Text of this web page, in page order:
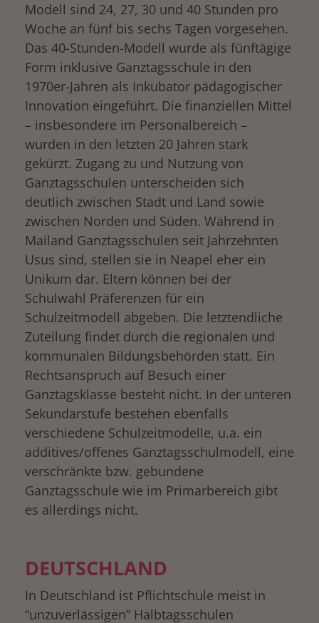
Modell sind 24, 27, 30 und 40 Stunden pro
Woche an fünf bis sechs Tagen vorgesehen.
Das 40-Stunden-Modell wurde als fünftägige
Form inklusive Ganztagsschule in den
1970er-Jahren als Inkubator pädagogischer
Innovation eingeführt. Die finanziellen Mittel
– insbesondere im Personalbereich –
wurden in den letzten 20 Jahren stark
gekürzt. Zugang zu und Nutzung von
Ganztagsschulen unterscheiden sich
deutlich zwischen Stadt und Land sowie
zwischen Norden und Süden. Während in
Mailand Ganztagsschulen seit Jahrzehnten
Usus sind, stellen sie in Neapel eher ein
Unikum dar. Eltern können bei der
Schulwahl Präferenzen für ein
Schulzeitmodell abgeben. Die letztendliche
Zuteilung findet durch die regionalen und
kommunalen Bildungsbehörden statt. Ein
Rechtsanspruch auf Besuch einer
Ganztagsklasse besteht nicht. In der unteren
Sekundarstufe bestehen ebenfalls
verschiedene Schulzeitmodelle, u.a. ein
additives/offenes Ganztagsschulmodell, eine
verschränkte bzw. gebundene
Ganztagsschule wie im Primarbereich gibt
es allerdings nicht.
DEUTSCHLAND
In Deutschland ist Pflichtschule meist in
“unzuverlässigen” Halbtagsschulen